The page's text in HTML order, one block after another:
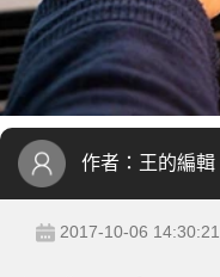
作者： 王的編輯
2017-10-06 14:30:21